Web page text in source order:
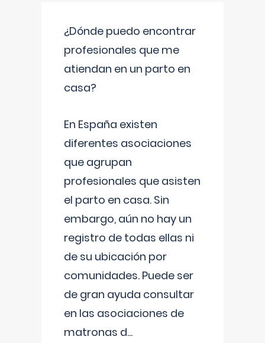
¿Dónde puedo encontrar
profesionales que me
atiendan en un parto en
casa?
En España existen
diferentes asociaciones
que agrupan
profesionales que asisten
el parto en casa. Sin
embargo, aún no hay un
registro de todas ellas ni
de su ubicación por
comunidades. Puede ser
de gran ayuda consultar
en las asociaciones de
matronas d...